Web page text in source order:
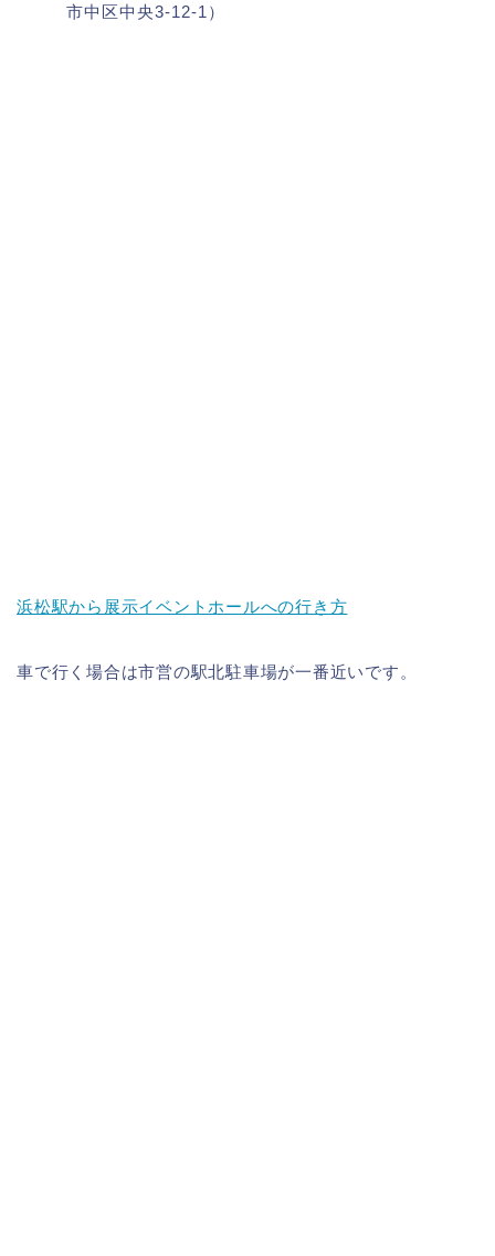
市中区中央3-12-1）
浜松駅から展示イベントホールへの行き方
車で行く場合は市営の駅北駐車場が一番近いです。